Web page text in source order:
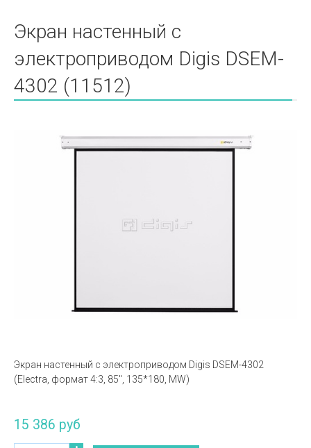
Экран настенный с
электроприводом Digis DSEM-
4302 (11512)
Экран настенный с электроприводом Digis DSEM-4302
(Electra, формат 4:3, 85", 135*180, MW)
15 386 руб